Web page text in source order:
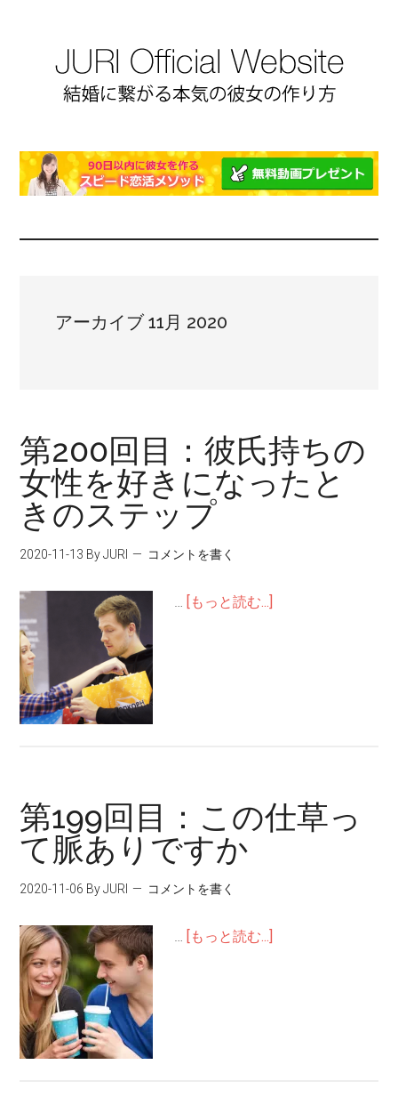
アーカイブ 11月 2020
第200回目：彼氏持ちの
女性を好きになったと
きのステップ
2020-11-13 By JURI コメントを書く
… [もっと読む...]
第199回目：この仕草っ
て脈ありですか
2020-11-06 By JURI コメントを書く
… [もっと読む...]